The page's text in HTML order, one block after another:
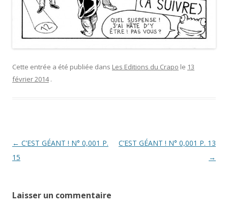
Cette entrée a été publiée dans Les Editions du Crapo le 13
février 2014 .
Navigation
des
← C’EST GÉANT ! N° 0,001 P.
15
C’EST GÉANT ! N° 0,001 P. 13
→
Laisser un commentaire